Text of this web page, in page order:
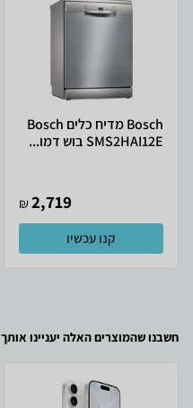
Bosch מדיח כלים Bosch
SMS2HAI12E בוש דמו...
2,719
₪
קנו עכשיו
חשבנו שהמוצרים האלה יעניינו אותך